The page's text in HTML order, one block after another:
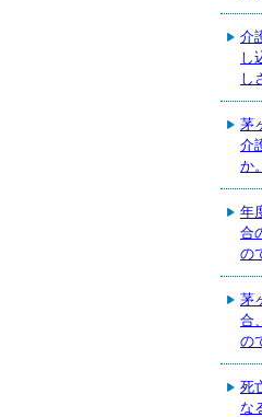
介
し
し
茅
介
か。
年
合
の
茅
合
の
死
な